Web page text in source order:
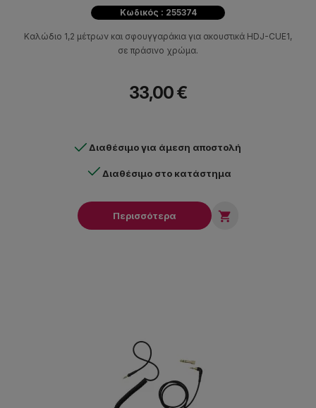
Κωδικός : 255374
Καλώδιο 1,2 μέτρων και σφουγγαράκια για ακουστικά HDJ-CUE1,
σε πράσινο χρώμα.
33,00 €
Διαθέσιμο για άμεση αποστολή
Διαθέσιμο στο κατάστημα
Περισσότερα 